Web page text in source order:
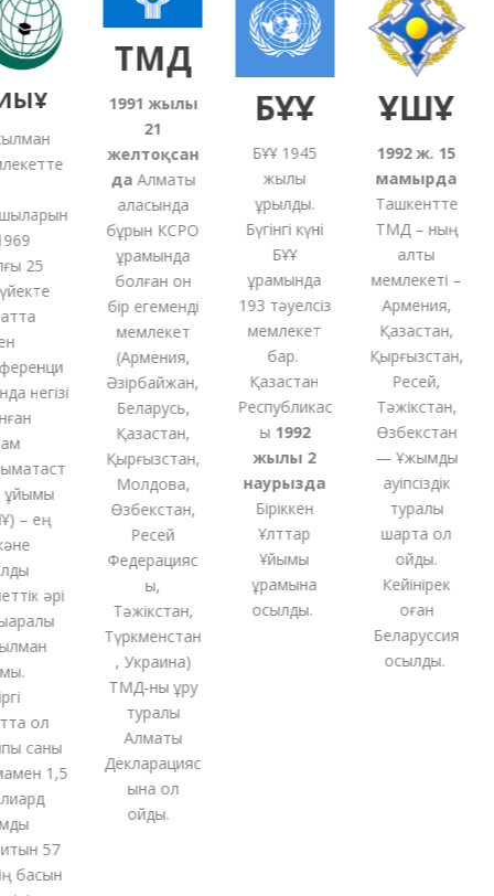
25
негізі
ең
әрі
ол
саны
1,5
57
басын
ТМД
1991жылғы
21
желтоқсан
даАлматы
қаласында
бұрын КСРО
құрамында
болғанон
бір егеменді
мемлекет
Армения,
Әзірбайжан,
Беларусь,
Қазақстан,
Қырғызстан,
Молдова,
Өзбекстан,
Ресей
Федерацияс
ы,
Тәжікстан,
Түркменстан
Украина)
ТМД-нықұру
туралы
Алматы
Декларацияс
ына қол
қойды.
БҰҰ
БҰҰ 1945
жылы
құрылды.
Бүгінгі күні
БҰҰ
құрамында
193 тәуелсіз
мемлекет
бар.
Қазақстан
Республикас
ы1992
жылы 2
наурызда
Біріккен
Ұлттар
Ұйымы
құрамына
қосылды.
ҰҚШҰ
1992 ж. 15
мамырда
Ташкентте
ТМД – ның
алты
мемлекеті –
Армения,
Қазақстан,
Қырғызстан,
Ресей,
Тәжікстан,
Өзбекстан
— Ұжымдық
қауіпсіздік
туралы
шартқа қол
қойды.
Кейінірек
оған
Беларуссия
қосылды.